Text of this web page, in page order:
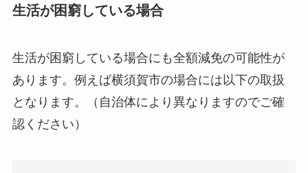
生活が困窮している場合
生活が困窮している場合にも全額減免の可能性が
あります。例えば横須賀市の場合には以下の取扱
となります。（自治体により異なりますのでご確
認ください）